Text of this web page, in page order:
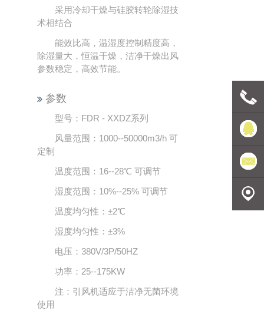
采用冷却干燥与硅胶转轮除湿技
术相结合
能效比高，温湿度控制精度高，
除湿量大，恒温干燥，洁净干燥出风
参数稳定，高效节能。
参数
型号：FDR - XXDZ系列
风量范围：1000--50000m3/h 可
定制
温度范围：16--28℃ 可调节
湿度范围：10%--25% 可调节
温度均匀性：±2℃
湿度均匀性：±3%
电压：380V/3P/50HZ
功率：25--175KW
注：引风机适应于洁净无菌环境
使用
联系电
话
豪森维
发送邮